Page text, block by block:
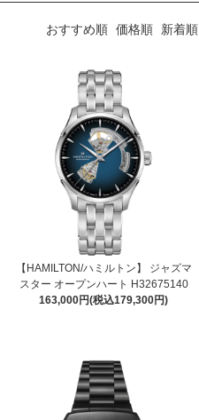
おすすめ順 価格順 新着順
【HAMILTON/ハミルトン】 ジャズマ
スター オープンハート H32675140
163,000円(税込179,300円)